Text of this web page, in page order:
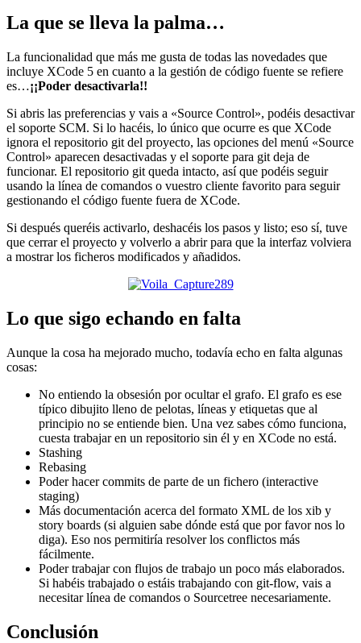
La que se lleva la palma…
La funcionalidad que más me gusta de todas las novedades que
incluye XCode 5 en cuanto a la gestión de código fuente se refiere
es…¡¡Poder desactivarla!!
Si abris las preferencias y vais a «Source Control», podéis desactivar
el soporte SCM. Si lo hacéis, lo único que ocurre es que XCode
ignora el repositorio git del proyecto, las opciones del menú «Source
Control» aparecen desactivadas y el soporte para git deja de
funcionar. El repositorio git queda intacto, así que podéis seguir
usando la línea de comandos o vuestro cliente favorito para seguir
gestionando el código fuente fuera de XCode.
Si después queréis activarlo, deshacéis los pasos y listo; eso sí, tuve
que cerrar el proyecto y volverlo a abrir para que la interfaz volviera
a mostrar los ficheros modificados y añadidos.
Lo que sigo echando en falta
Aunque la cosa ha mejorado mucho, todavía echo en falta algunas
cosas:
No entiendo la obsesión por ocultar el grafo. El grafo es ese
típico dibujito lleno de pelotas, líneas y etiquetas que al
principio no se entiende bien. Una vez sabes cómo funciona,
cuesta trabajar en un repositorio sin él y en XCode no está.
Stashing
Rebasing
Poder hacer commits de parte de un fichero (interactive
staging)
Más documentación acerca del formato XML de los xib y
story boards (si alguien sabe dónde está que por favor nos lo
diga). Eso nos permitiría resolver los conflictos más
fácilmente.
Poder trabajar con flujos de trabajo un poco más elaborados.
Si habéis trabajado o estáis trabajando con git-flow, vais a
necesitar línea de comandos o Sourcetree necesariamente.
Conclusión